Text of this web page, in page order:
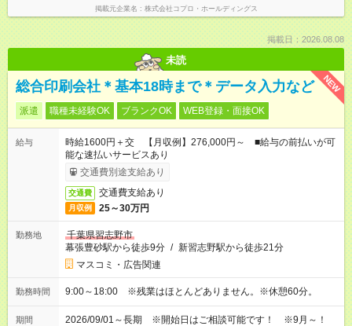
掲載元企業名 株式会社コプロ・ホールディングス
掲載日：2026.08.08
未読
NEW
総合印刷会社＊基本18時まで＊データ入力など
派遣 職種未経験OK ブランクOK WEB登録・面接OK
給与
時給1600円＋交 【月収例】276,000円～ ■給与の前払いが可
能な速払いサービスあり
交通費別途支給あり
交通費 交通費支給あり
月収例 25～30万円
勤務地
千葉県習志野市
幕張豊砂駅から徒歩9分 / 新習志野駅から徒歩21分
マスコミ・広告関連
勤務時間 9:00～18:00 ※残業はほとんどありません。※休憩60分。
期間 2026/09/01～長期 ※開始日はご相談可能です！ ※9月～！